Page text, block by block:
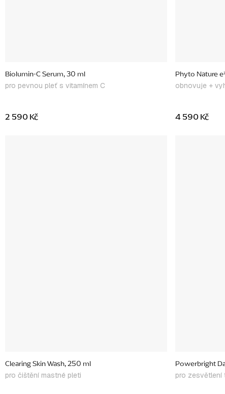
Biolumin-C Serum, 30 ml
pro pevnou pleť s vitamínem C
2 590 Kč
Phyto Nature
obnovuje +
4 590 Kč
Clearing Skin Wash, 250 ml
pro čištění mastné pleti
Powerbright
pro zesvětlení